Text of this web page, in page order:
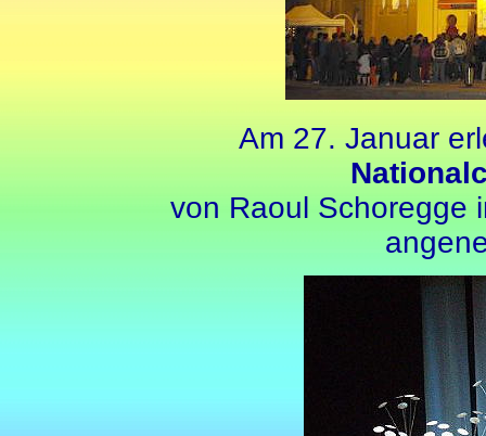
Am 27. Januar
von Raoul Schoregge